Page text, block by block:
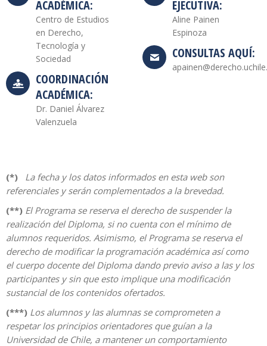
ACADÉMICA:
Centro de Estudios
en Derecho,
Tecnología y
Sociedad
COORDINACIÓN
ACADÉMICA:
Dr. Daniel Álvarez
Valenzuela
EJECUTIVA:
Aline Painen
Espinoza
CONSULTAS AQUÍ:
(*)
La fecha y los datos informados en esta web son
referenciales y serán complementados a la brevedad.
(**) El Programa se reserva el derecho de suspender la
realización del Diploma, si no cuenta con el mínimo de
alumnos requeridos. Asimismo, el Programa se reserva el
derecho de modificar la programación académica así como
el cuerpo docente del Diploma dando previo aviso a las y los
participantes y sin que esto implique una modificación
sustancial de los contenidos ofertados.
(***) Los alumnos y las alumnas se comprometen a
respetar los principios orientadores que guían a la
Universidad de Chile, a mantener un comportamiento